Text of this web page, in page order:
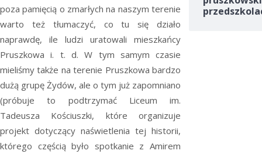
poza pamięcią o zmarłych na naszym terenie
warto też tłumaczyć, co tu się działo
naprawdę, ile ludzi uratowali mieszkańcy
Pruszkowa i. t. d. W tym samym czasie
mieliśmy także na terenie Pruszkowa bardzo
dużą grupę Żydów, ale o tym już zapomniano
(próbuje to podtrzymać Liceum im.
Tadeusza Kościuszki, które organizuje
projekt dotyczący naświetlenia tej historii,
którego częścią było spotkanie z Amirem